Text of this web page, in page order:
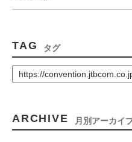
TAG タグ
https://
ARCHIVE 月別アーカイ